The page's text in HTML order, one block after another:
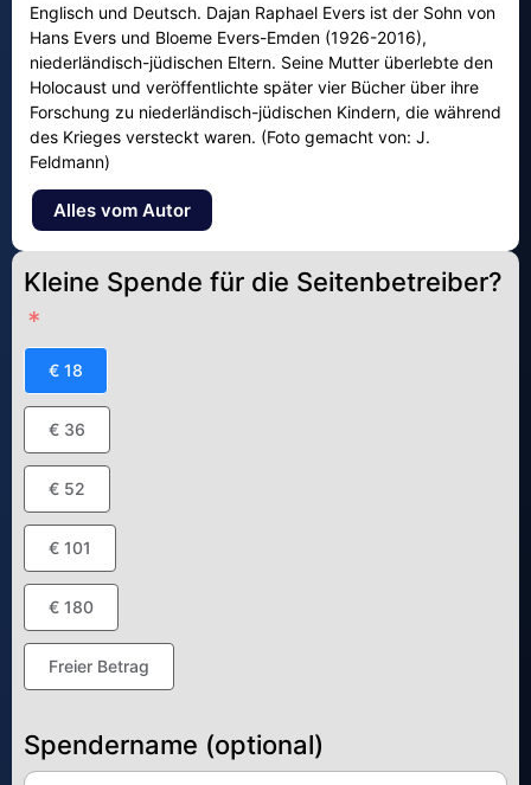
Englisch und Deutsch. Dajan Raphael Evers ist der Sohn von
Hans Evers und Bloeme Evers-Emden (1926-2016),
niederländisch-jüdischen Eltern. Seine Mutter überlebte den
Holocaust und veröffentlichte später vier Bücher über ihre
Forschung zu niederländisch-jüdischen Kindern, die während
des Krieges versteckt waren. (Foto gemacht von: J.
Feldmann)
Alles vom Autor
Kleine Spende für die Seitenbetreiber?
€ 18
€ 36
€ 52
€ 101
€ 180
Freier Betrag
Spendername (optional)